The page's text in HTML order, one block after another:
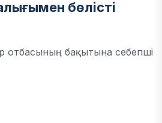
бөлісті
отбасының бақытына себепші